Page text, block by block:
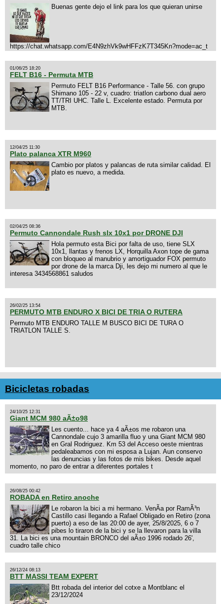
Buenas gente dejo el link para los que quieran unirse
https://chat.whatsapp.com/E4N9zhVk9wHFFzK7T345Kn?mode=ac_t
01/06/25 18:20
FELT B16 - Permuta MTB
Permuto FELT B16 Performance - Talle 56. con grupo
Shimano 105 - 22 v, cuadro: triatlon carbono dual aero
TT/TRI UHC. Talle L. Excelente estado. Permuta por
MTB.
12/04/25 11:30
Plato palanca XTR M960
Cambio por platos y palancas de ruta similar calidad. El
plato es nuevo, a medida.
02/04/25 08:36
Permuto Cannondale Rush slx 10x1 por DRONE DJI
Hola permuto esta Bici por falta de uso, tiene SLX
10x1, llantas y frenos LX, Horquilla Axon tope de gama
con bloqueo al manubrio y amortiguador FOX permuto
por drone de la marca Dji, les dejo mi numero al que le
interesa 3434568861 saludos
26/02/25 13:54
PERMUTO MTB ENDURO X BICI DE TRIA O RUTERA
Permuto MTB ENDURO TALLE M BUSCO BICI DE TURA O
TRIATLON TALLE S.
Bicicletas robadas
24/10/25 12:31
Giant MCM 980 aÃ±o98
Les cuento... hace ya 4 aÃ±os me robaron una
Cannondale cujo 3 amarilla fluo y una Giant MCM 980
en Gral Rodriguez. Km 53 del Acceso oeste mientras
pedaleabamos con mi esposa a Lujan. Aun conservo
las denuncias y las fotos de mis bikes. Desde aquel
momento, no paro de entrar a diferentes portales t
26/08/25 00:42
ROBADA en Retiro anoche
Le robaron la bici a mi hermano. VenÃ­a por RamÃ³n
Castillo casi llegando a Rafael Obligado en Retiro (zona
puerto) a eso de las 20:00 de ayer, 25/8/2025, 6 o 7
pibes lo tiraron de la bici y se la llevaron para la villa
31. La bici es una mountain BRONCO del aÃ±o 1996 rodado 26',
cuadro talle chico
26/12/24 08:13
BTT MASSI TEAM EXPERT
Btt robada del interior del cotxe a Montblanc el
23/12/2024